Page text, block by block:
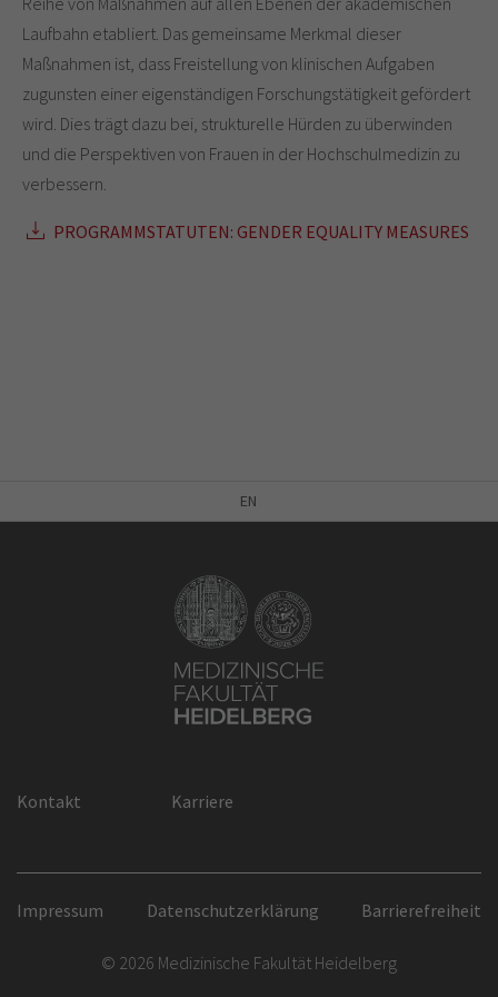
Laufbahn etabliert. Das gemeinsame Merkmal dieser
Maßnahmen ist, dass Freistellung von klinischen Aufgaben
zugunsten einer eigenständigen Forschungstätigkeit gefördert
wird. Dies trägt dazu bei, strukturelle Hürden zu überwinden
und die Perspektiven von Frauen in der Hochschulmedizin zu
verbessern.
PROGRAMMSTATUTEN: GENDER EQUALITY MEASURES
EN
Kontakt Karriere
Impressum Datenschutzerklärung Barrierefreiheit
© 2026 Medizinische Fakultät Heidelberg